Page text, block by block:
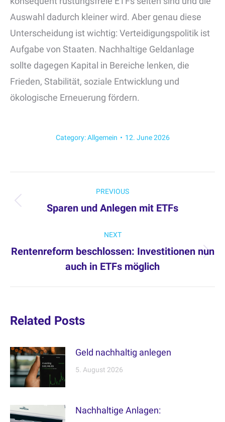
Auswahl dadurch kleiner wird. Aber genau diese
Unterscheidung ist wichtig: Verteidigungspolitik ist
Aufgabe von Staaten. Nachhaltige Geldanlage
sollte dagegen Kapital in Bereiche lenken, die
Frieden, Stabilität, soziale Entwicklung und
ökologische Erneuerung fördern.
Category:Allgemein 12. June 2026
navigation
PREVIOUS
Previous
Sparen und Anlegen mit ETFs
NEXT
Next
Rentenreform beschlossen: Investitionen nun
auch in ETFs möglich
Related Posts
Geld nachhaltig anlegen
5. August 2026
Nachhaltige Anlagen: